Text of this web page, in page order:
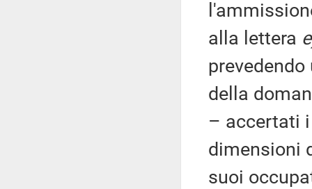
alla lettera
della
– accertati
dimensioni
suoi